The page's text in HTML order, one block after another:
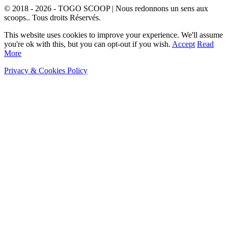
© 2018 - 2026 - TOGO SCOOP | Nous redonnons un sens aux
scoops.. Tous droits Réservés.
This website uses cookies to improve your experience. We'll assume
you're ok with this, but you can opt-out if you wish. Accept Read
More
Privacy & Cookies Policy